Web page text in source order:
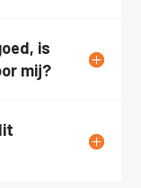
is
mij?